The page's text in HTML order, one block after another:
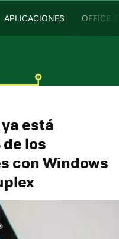
APLICACIONES OFFICE
está
los
con Windows